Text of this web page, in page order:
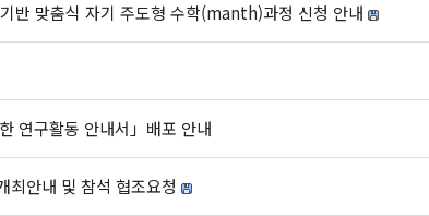
반 맞춤식 자기 주도형 수학(manth)과정 신청 안내
연구활동 안내서」배포 안내
최안내 및 참석 협조요청